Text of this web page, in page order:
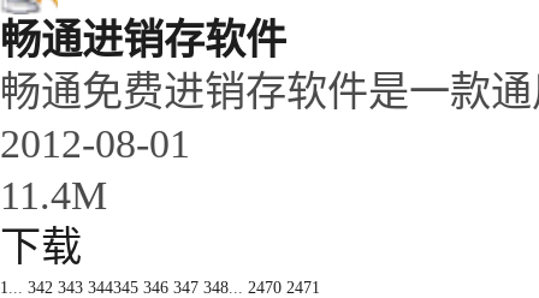
畅通进销存软件
畅通免费进销存软件是一款
2012-08-01
11.4M
下载
1... 342 343 344345 346 347 348... 2470 2471